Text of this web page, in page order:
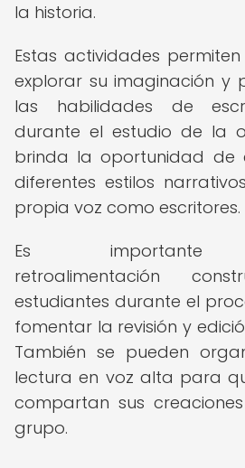
la historia.
Estas actividades
explorar su imaginación y
las habilidades de
durante el estudio de la
brinda la oportunidad de
diferentes estilos
propia voz como escritores.
Es importante
retroalimentación
estudiantes durante el
fomentar la revisión y
También se pueden
lectura en voz alta para
compartan sus
grupo.